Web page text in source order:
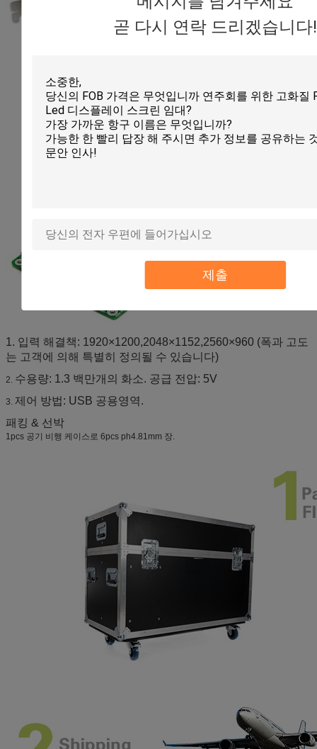
곧 다시 연락 드리겠습니다!
제출
1. 입력 해결책: 1920×1200,2048×1152,2560×960 (폭과 고도
는 고객에 의해 특별히 정의될 수 있습니다)
2. 수용량: 1.3 백만개의 화소. 공급 전압: 5V
3. 제어 방법: USB 공용영역.
패킹 & 선박
1pcs 공기 비행 케이스로 6pcs ph4.81mm 장.